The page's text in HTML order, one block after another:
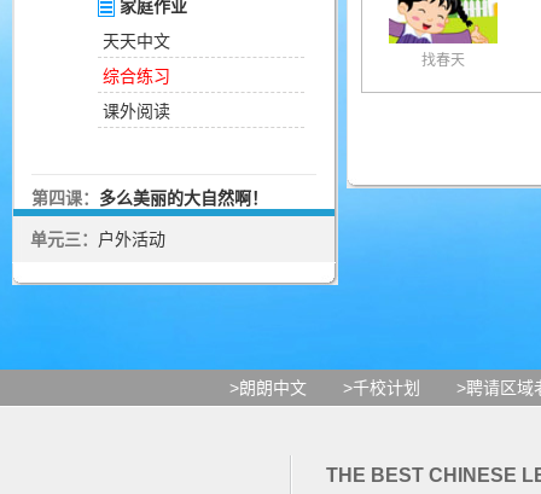
家庭作业
天天中文
综合练习
课外阅读
第四课： 多么美丽的大自然啊！
单元三： 户外活动
找春天
>朗朗中文 >千校计划 >聘请区域
THE BEST CHINESE